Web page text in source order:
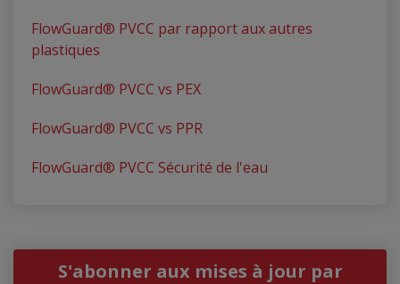
FlowGuard® PVCC par rapport aux autres
plastiques
FlowGuard® PVCC vs PEX
FlowGuard® PVCC vs PPR
FlowGuard® PVCC Sécurité de l'eau
S'abonner aux mises à jour par